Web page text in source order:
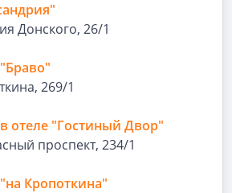
Донского, 26/1
269/1
отеле "Гостиный Двор"
проспект, 234/1
Кропоткина"